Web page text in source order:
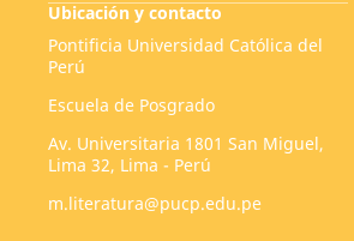
Ubicación y contacto
Pontificia Universidad Católica del
Perú
Escuela de Posgrado
Av. Universitaria 1801 San Miguel,
Lima 32, Lima - Perú
m.literatura@pucp.edu.pe